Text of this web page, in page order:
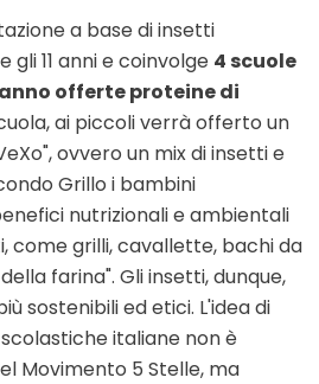
a base di insetti
gli 11 anni e coinvolge 4 scuole
offerte proteine di
ai piccoli verrà offerto un
ovvero un mix di insetti e
Grillo i bambini
nutrizionali e ambientali
come grilli, cavallette, bachi da
farina". Gli insetti, dunque,
sostenibili ed etici. L'idea di
italiane non è
Movimento 5 Stelle, ma